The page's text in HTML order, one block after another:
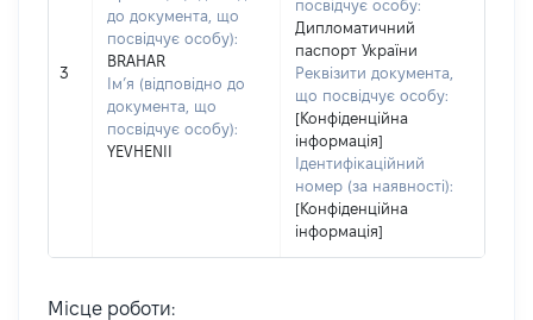
3
до документа, що
посвідчує особу):
BRAHAR
Ім’я (відповідно до
документа, що
посвідчує особу):
YEVHENII
посвідчує особу:
Дипломатичний
паспорт України
Реквізити документа,
що посвідчує особу:
[Конфіденційна
інформація]
Ідентифікаційний
номер (за наявності):
[Конфіденційна
інформація]
Місце роботи: